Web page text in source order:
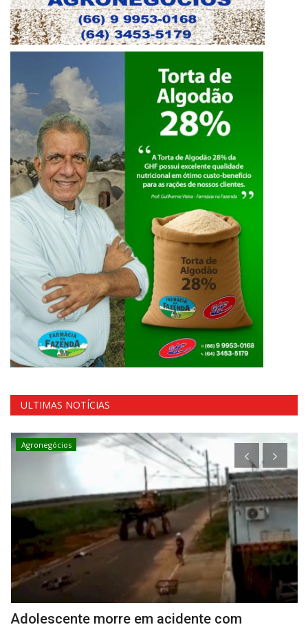
ULTIMAS NOTÍCIAS
Agronegócios
Adolescente morre em acidente com